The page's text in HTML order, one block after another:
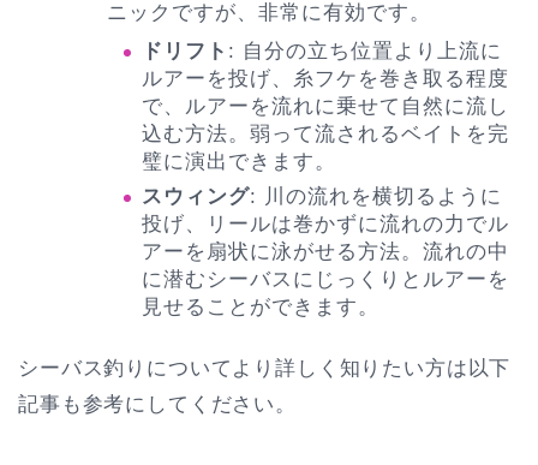
ニックですが、非常に有効です。
ドリフト : 自分の立ち位置より上流に
ルアーを投げ、糸フケを巻き取る程度
で、ルアーを流れに乗せて自然に流し
込む方法。弱って流されるベイトを完
璧に演出できます。
スウィング: 川の流れを横切るように
投げ、リールは巻かずに流れの力でル
アーを扇状に泳がせる方法。流れの中
に潜むシーバスにじっくりとルアーを
見せることができます。
シーバス釣りについてより詳しく知りたい方は以下
記事も参考にしてください。